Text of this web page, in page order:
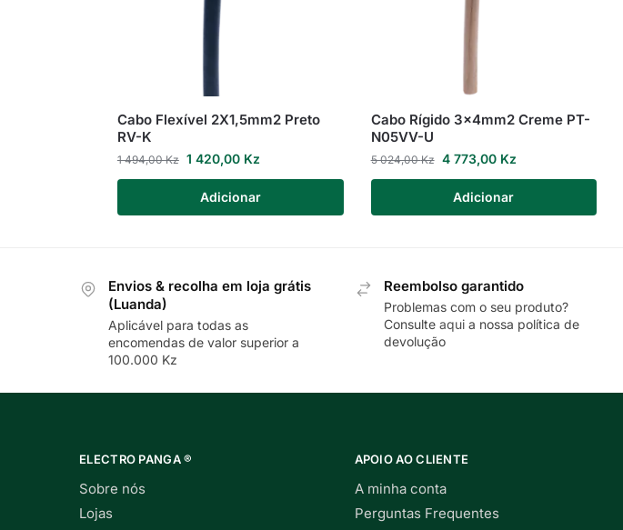
Cabo Flexível 2X1,5mm2 Preto
RV-K
1 494,00Kz 1 420,00 Kz
Adicionar
Cabo Rígido 3x4mm2 Creme PT-
N05VV-U
5 024,00Kz 4 773,00 Kz
Adicionar
Envios & recolha em loja grátis
(Luanda)
Aplicável para todas as
encomendas de valor superior a
100.000 Kz
Reembolso garantido
Problemas com o seu produto?
Consulte aquia nossa política de
devolução
ELECTRO PANGA ®
Sobre nós
Lojas
APOIO AO CLIENTE
A minha conta
Perguntas Frequentes